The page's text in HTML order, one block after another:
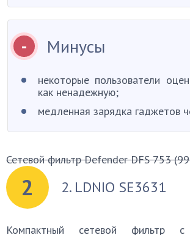
Минусы
некоторые пользователи
как ненадежную;
медленная зарядка гаджетов
Сетевой фильтр Defender DFS 753
2 2. LDNIO SE3631
Компактный сетевой фильтр с